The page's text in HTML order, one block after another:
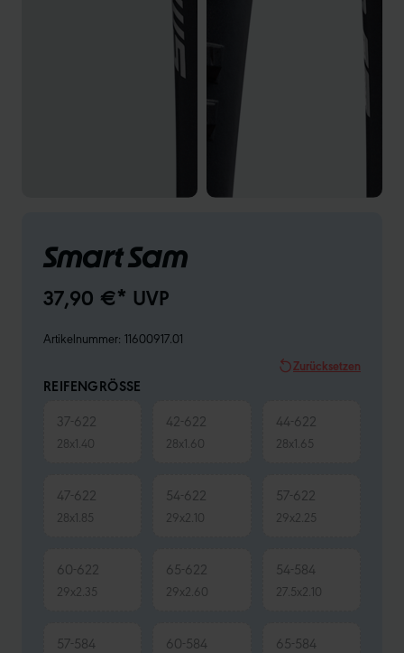
Smart Sam
37,90 €* UVP
Artikelnummer: 11600917.01
Zurücksetzen
REIFENGRÖSSE
37-622
28x1.40
42-622
28x1.60
44-622
28x1.65
47-622
28x1.85
54-622
29x2.10
57-622
29x2.25
60-622
29x2.35
65-622
29x2.60
54-584
27.5x2.10
57-584 60-584 65-584